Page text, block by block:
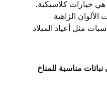
هي خيارات كلاسيكية.
الزاهية
مثل أعياد الميلاد
مناسبة للمناخ